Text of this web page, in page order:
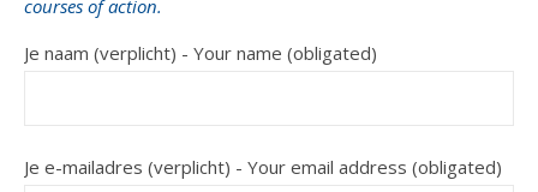
courses of action.
Je naam (verplicht) - Your name (obligated)
Je e-mailadres (verplicht) - Your email address (obligated)